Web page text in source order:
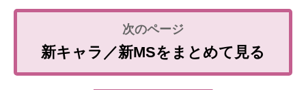
新キャラ／新MSをまとめて見る